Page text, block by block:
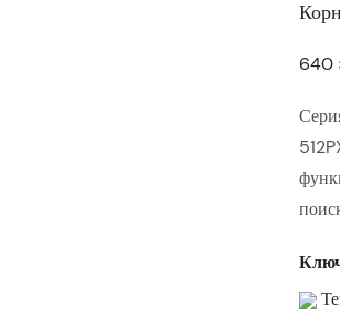
640